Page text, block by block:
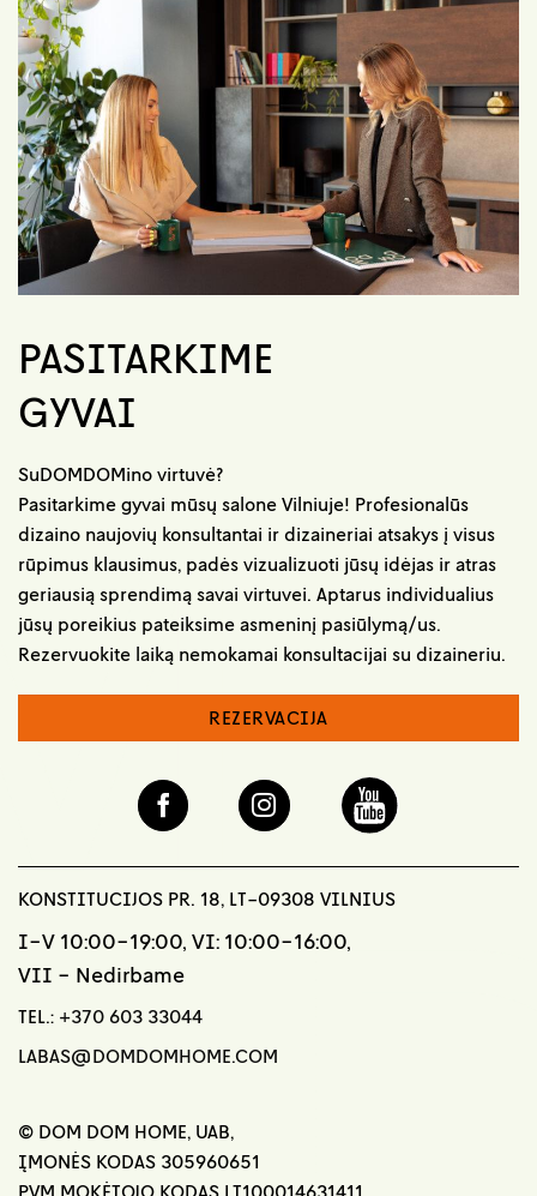
PASITARKIME
GYVAI
SuDOMDOMino virtuvė?
Pasitarkime gyvai mūsų salone Vilniuje! Profesionalūs
dizaino naujovių konsultantai ir dizaineriai atsakys į visus
rūpimus klausimus, padės vizualizuoti jūsų idėjas ir atras
geriausią sprendimą savai virtuvei. Aptarus individualius
jūsų poreikius pateiksime asmeninį pasiūlymą/us.
Rezervuokite laiką nemokamai konsultacijai su dizaineriu.
REZERVACIJA
KONSTITUCIJOS PR. 18, LT-09308 VILNIUS
I-V 10:00-19:00, VI: 10:00-16:00,
VII - Nedirbame
TEL.: +370 603 33044
LABAS@DOMDOMHOME.COM
© DOM DOM HOME, UAB,
ĮMONĖS KODAS 305960651
PVM MOKĖTOJO KODAS LT100014631411